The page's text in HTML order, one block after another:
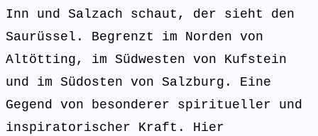
Inn und Salzach schaut, der sieht den
Saurüssel. Begrenzt im Norden von
Altötting, im Südwesten von Kufstein
und im Südosten von Salzburg. Eine
Gegend von besonderer spiritueller und
inspiratorischer Kraft. Hier